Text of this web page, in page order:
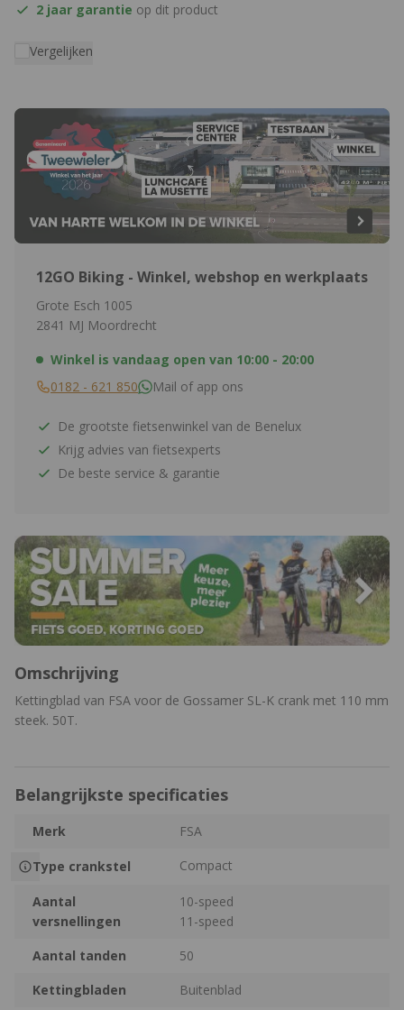
2 jaar garantie op dit product
Vergelijken
12GO Biking - Winkel, webshop en werkplaats
Grote Esch 1005
2841 MJ Moordrecht
Winkel is vandaag open van 10:00 - 20:00
0182 - 621 850
Mail of app ons
De grootste fietsenwinkel van de Benelux
Krijg advies van fietsexperts
De beste service & garantie
Omschrijving
Kettingblad van FSA voor de Gossamer SL-K crank met 110 mm
steek. 50T.
Belangrijkste specificaties
Merk FSA
Type crankstel Compact
Aantal
versnellingen
10-speed
11-speed
Aantal tanden
50
Kettingbladen
Buitenblad